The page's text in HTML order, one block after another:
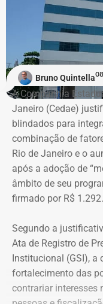
Bruno Quintella
A Companhia
Janeiro (Cedae)
blindados para
combinação de
Rio de Janeiro e o
após a adoção de
âmbito de seu
firmado por R$
Segundo a
Ata de Registro de
Institucional (GSI),
fortalecimento das
contrariar interesses